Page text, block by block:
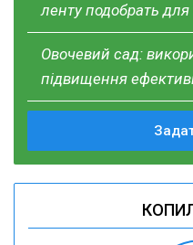
ленту подобрать
Овочевий сад:
підвищення